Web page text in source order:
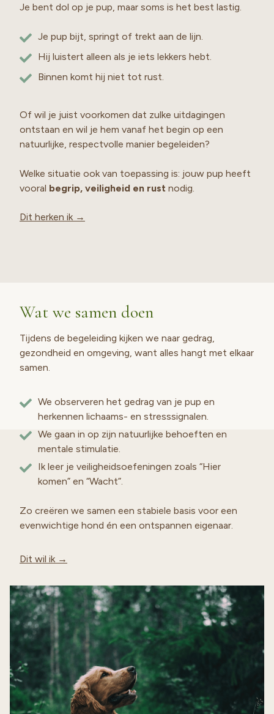
Je bent dol op je pup, maar soms is het best lastig.
Je pup bijt, springt of trekt aan de lijn.
Hij luistert alleen als je iets lekkers hebt.
Binnen komt hij niet tot rust.
Of wil je juist voorkomen dat zulke uitdagingen
ontstaan en wil je hem vanaf het begin op een
natuurlijke, respectvolle manier begeleiden?
Welke situatie ook van toepassing is: jouw pup heeft
vooral begrip, veiligheid en rust nodig.
Dit herken ik →
Wat we samen doen
Tijdens de begeleiding kijken we naar gedrag,
gezondheid en omgeving, want alles hangt met elkaar
samen.
We observeren het gedrag van je pup en
herkennen lichaams- en stresssignalen.
We gaan in op zijn natuurlijke behoeften en
mentale stimulatie.
Ik leer je veiligheidsoefeningen zoals “Hier
komen” en “Wacht”.
Zo creëren we samen een stabiele basis voor een
evenwichtige hond én een ontspannen eigenaar.
Dit wil ik →